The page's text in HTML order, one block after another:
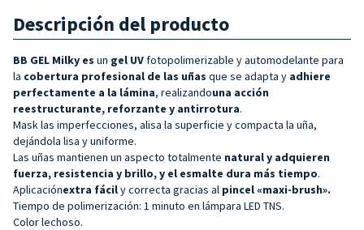
Descripción del producto
BB GEL Milky es un gel UV fotopolimerizable y automodelante para
la cobertura profesional de las uñas que se adapta y adhiere
perfectamente a la lámina, realizandouna acción
reestructurante, reforzante y antirrotura.
Mask las imperfecciones, alisa la superficie y compacta la uña,
dejándola lisa y uniforme.
Las uñas mantienen un aspecto totalmente natural y adquieren
fuerza, resistencia y brillo, y el esmalte dura más tiempo.
Aplicaciónextra fácily correcta gracias al pincel «maxi-brush».
Tiempo de polimerización: 1 minuto en lámpara LED TNS.
Color lechoso.